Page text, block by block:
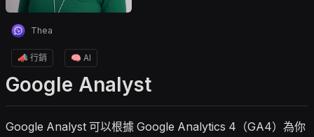
Thea
📣 行銷 🧠 AI
Google Analyst
Google Analyst 可以根據 Google Analytics 4（GA4）為你